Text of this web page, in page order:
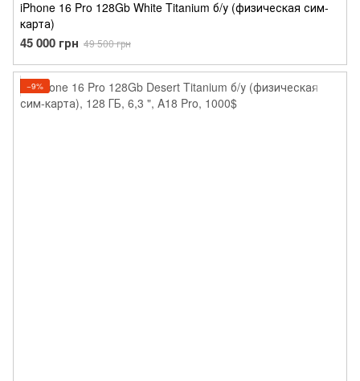
iPhone 16 Pro 128Gb White Titanium б/у (физическая сим-
карта)
45 000 грн 49 500 грн
−9%